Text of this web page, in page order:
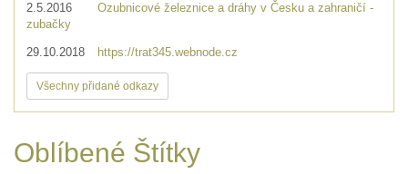
2.5.2016
Ozubnicové železnice a dráhy v Česku a zahraničí -
zubačky
29.10.2018 https://trat345.webnode.cz
Všechny přidané odkazy
Oblíbené Štítky